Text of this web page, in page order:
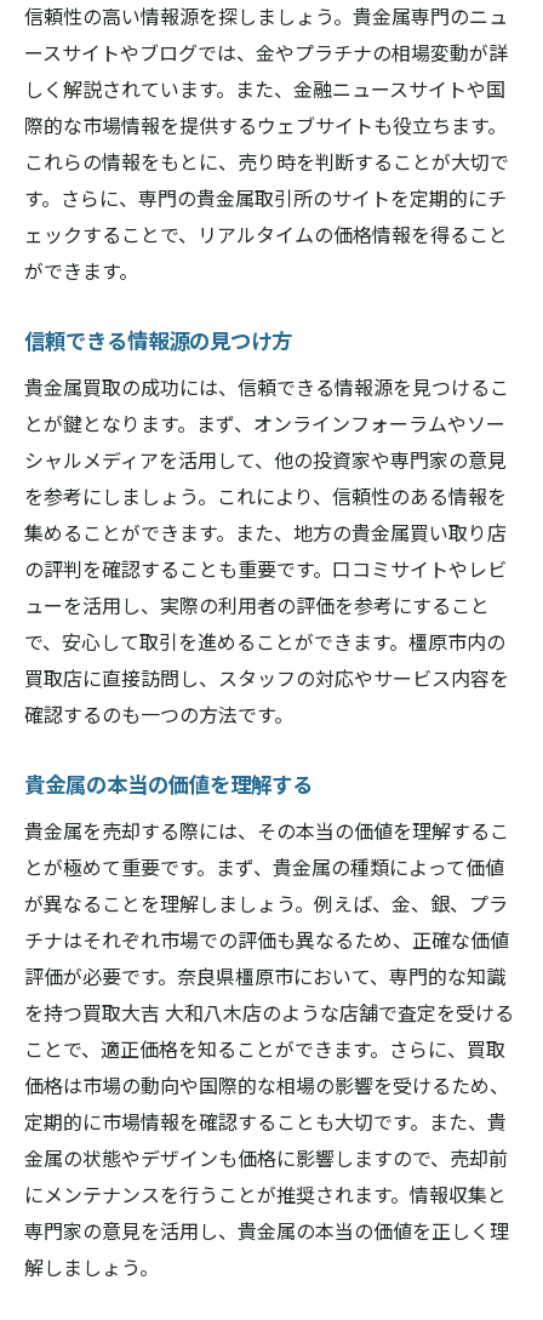
地元の買取店と全国チェーン店の比較
安心して任せられる専門店の見つけ方
橿原市での公正な買取サービスを提供する
店
貴金属買取で高評価を受けるための秘訣、橿原
市の実績ある専門店に注目
専門店が提供する付加価値サービス
顧客満足度の高い買取店の共通点
査定額を引き上げるコツ
専門店の買取プロセスを理解する
過去の成功事例から学ぶ方法
貴金属を売却する前に知っておくべき安全な取
引のポイント
取引前に確認すべき契約内容
不正を防ぐための売却の流れ
安全な支払い方法の選択肢
個人情報保護のためのポイント
信頼できるアフターサポートの重要性
橿原市での貴金属買取、信頼性のある評価と透
明性の確保
評価基準の透明性を重視する理由
信頼できる査定士の選び方
公平な評価を受けるための準備
買取価格の透明性を確認する方法
橿原市の評価システムについて
買取店の実績に基づく信頼性の確認
貴金属買取で得られる新たな価値、橿原市の専
門店が提供するサービス
貴金属の再利用とリサイクルの価値
専門店による付加価値サービスの紹介
信頼性の高い情報源を探しましょう。貴金属専門のニュ
ースサイトやブログでは、金やプラチナの相場変動が詳
しく解説されています。また、金融ニュースサイトや国
際的な市場情報を提供するウェブサイトも役立ちます。
これらの情報をもとに、売り時を判断することが大切で
す。さらに、専門の貴金属取引所のサイトを定期的にチ
ェックすることで、リアルタイムの価格情報を得ること
ができます。
信頼できる情報源の見つけ方
貴金属買取の成功には、信頼できる情報源を見つけるこ
とが鍵となります。まず、オンラインフォーラムやソー
シャルメディアを活用して、他の投資家や専門家の意見
を参考にしましょう。これにより、信頼性のある情報を
集めることができます。また、地方の貴金属買い取り店
の評判を確認することも重要です。口コミサイトやレビ
ューを活用し、実際の利用者の評価を参考にすること
で、安心して取引を進めることができます。橿原市内の
買取店に直接訪問し、スタッフの対応やサービス内容を
確認するのも一つの方法です。
貴金属の本当の価値を理解する
貴金属を売却する際には、その本当の価値を理解するこ
とが極めて重要です。まず、貴金属の種類によって価値
が異なることを理解しましょう。例えば、金、銀、プラ
チナはそれぞれ市場での評価も異なるため、正確な価値
評価が必要です。奈良県橿原市において、専門的な知識
を持つ買取大吉 大和八木店のような店舗で査定を受ける
ことで、適正価格を知ることができます。さらに、買取
価格は市場の動向や国際的な相場の影響を受けるため、
定期的に市場情報を確認することも大切です。また、貴
金属の状態やデザインも価格に影響しますので、売却前
にメンテナンスを行うことが推奨されます。情報収集と
専門家の意見を活用し、貴金属の本当の価値を正しく理
解しましょう。